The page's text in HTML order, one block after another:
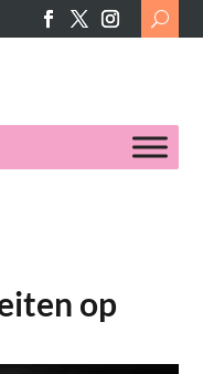
Search
for:
op